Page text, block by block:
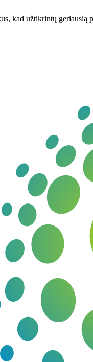
kad užtikrintų geriausią